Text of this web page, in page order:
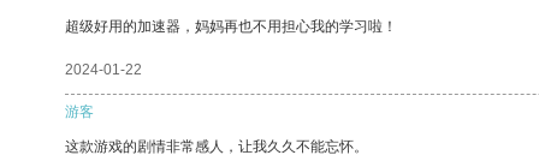
超级好用的加速器，妈妈再也不用担心我的学习啦！
2024-01-22
游客
这款游戏的剧情非常感人，让我久久不能忘怀。